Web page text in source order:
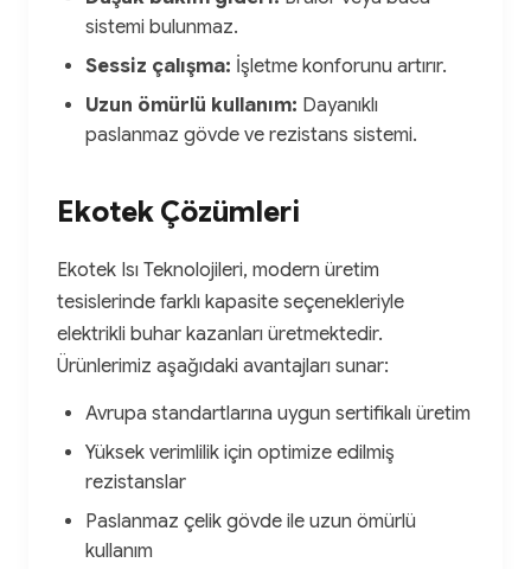
sistemi bulunmaz.
Sessiz çalışma: İşletme konforunu artırır.
Uzun ömürlü kullanım: Dayanıklı
paslanmaz gövde ve rezistans sistemi.
Ekotek Çözümleri
Ekotek Isı Teknolojileri, modern üretim
tesislerinde farklı kapasite seçenekleriyle
elektrikli buhar kazanları üretmektedir.
Ürünlerimiz aşağıdaki avantajları sunar:
Avrupa standartlarına uygun sertifikalı üretim
Yüksek verimlilik için optimize edilmiş
rezistanslar
Paslanmaz çelik gövde ile uzun ömürlü
kullanım